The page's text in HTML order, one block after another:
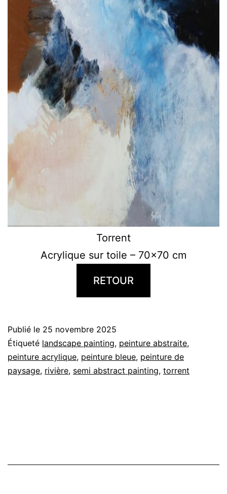
Torrent
Acrylique sur toile – 70×70 cm
RETOUR
Publié le 25 novembre 2025
Étiqueté landscape painting, peinture abstraite,
peinture acrylique, peinture bleue, peinture de
paysage, rivière, semi abstract painting, torrent